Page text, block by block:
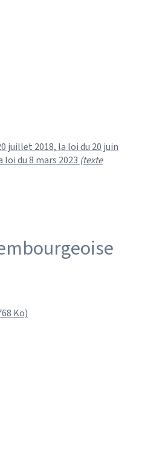
juillet 2018, la loi du 20 juin
loi du 8 mars 2023 (texte
Ko)